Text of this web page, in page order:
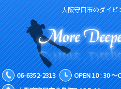
大阪守口市のダイビ
06-6352-2313
OPEN 10 : 30 ～